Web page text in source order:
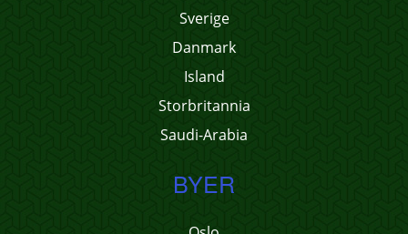
Sverige
Danmark
Island
Storbritannia
Saudi-Arabia
BYER